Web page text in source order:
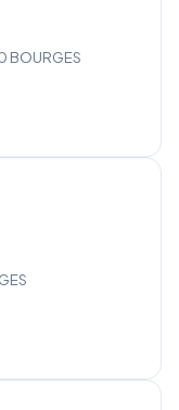
BOURGES